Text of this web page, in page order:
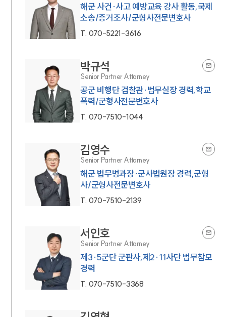
해군 사건·사고 예방교육 강사 활동,국제
소송/증거조사/군형사전문변호사
T. 070-5221-3616
박규석
Senior Partner Attorney
공군 비행단 검찰관·법무실장 경력,학교
폭력/군형사전문변호사
T. 070-7510-1044
김영수
Senior Partner Attorney
해군 법무병과장·군사법원장 경력,군형
사/군형사전문변호사
T. 070-7510-2139
서인호
Senior Partner Attorney
제3·5군단 군판사,제2·11사단 법무참모
경력
T. 070-7510-3368